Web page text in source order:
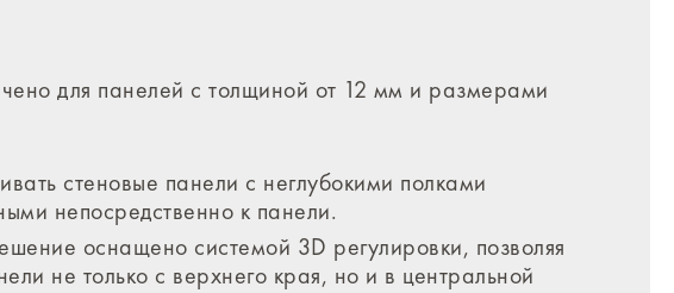
для панелей с толщиной от 12 мм и размерами
стеновые панели с неглубокими полками
непосредственно к панели.
оснащено системой 3D регулировки, позволяя
не только с верхнего края, но и в центральной